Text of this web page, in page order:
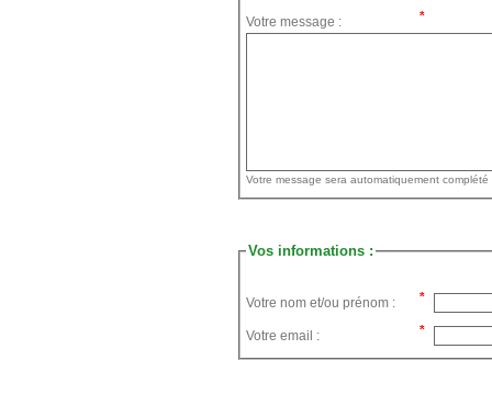
Votre message :
Vos informations :
Votre nom et/ou prénom :
Votre email :